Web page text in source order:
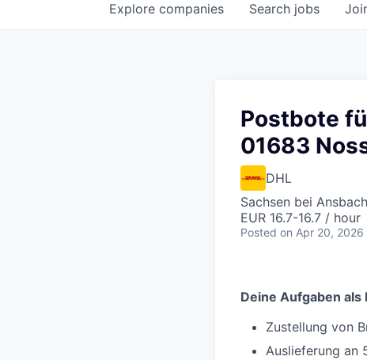
Search jobs
Explore companies
Postbote
01683
DHL
Sachsen bei
EUR 16.7-16.7 / hour
Posted on Apr 20, 2026
Deine Aufgaben
Zustellung von
Auslieferung an